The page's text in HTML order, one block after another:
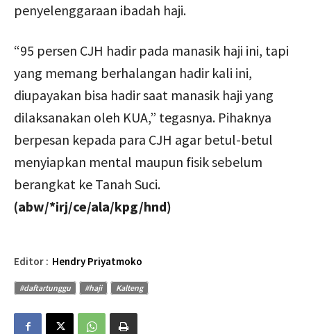
penyelenggaraan ibadah haji.
“95 persen CJH hadir pada manasik haji ini, tapi
yang memang berhalangan hadir kali ini,
diupayakan bisa hadir saat manasik haji yang
dilaksanakan oleh KUA,” tegasnya. Pihaknya
berpesan kepada para CJH agar betul-betul
menyiapkan mental maupun fisik sebelum
berangkat ke Tanah Suci.
(abw/*irj/ce/ala/kpg/hnd)
Editor : Hendry Priyatmoko
#daftartunggu #haji Kalteng